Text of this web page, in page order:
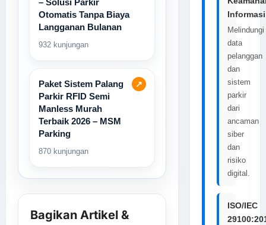
– Solusi Parkir
Otomatis Tanpa Biaya
Langganan Bulanan
932 kunjungan
↗
Paket Sistem Palang
Parkir RFID Semi
Manless Murah
Terbaik 2026 – MSM
Parking
870 kunjungan
Bagikan Artikel &
Informasi
Melindungi
data
pelanggan
dan
sistem
parkir
dari
ancaman
siber
dan
risiko
digital.
ISO/IEC